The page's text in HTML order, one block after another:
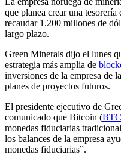
que planea crear una
recaudar 1.200 millones de
largo plazo.
Green Minerals dijo el lunes
estrategia más amplia de
inversiones de la empresa de
planes de proyectos futuros.
El presidente ejecutivo de
comunicado que Bitcoin (BTC
monedas fiduciarias
los balances de la empresa
monedas fiduciarias”.